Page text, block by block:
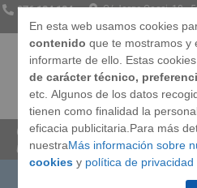
En esta web usamos cookies
contenido que te mostramos y
informarte de ello. Estas
de carácter técnico,
etc. Algunos de los datos
tienen como finalidad la
eficacia publicitaria.Para más
nuestraMás información sobre
cookiesy política de
976 134 134 C/ Jorge Cocci, 18 ·
Somos
Ventanas
Techos
Cerramientos Integrales»
una casa con reformas